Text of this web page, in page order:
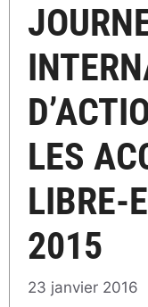
LES
LIBRE-
2015
23 janvier 2016